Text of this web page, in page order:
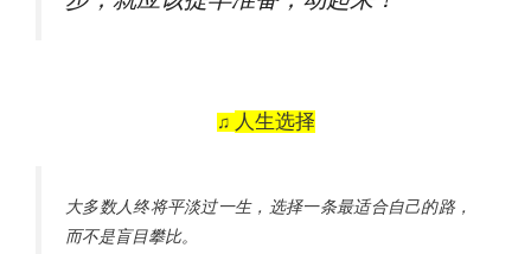
♫ 人生选择
大多数人终将平淡过一生，选择一条最适合自己的路，
而不是盲目攀比。